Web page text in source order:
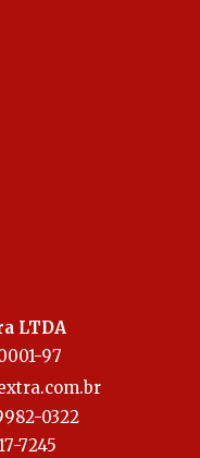
LTDA
97
0322
7245